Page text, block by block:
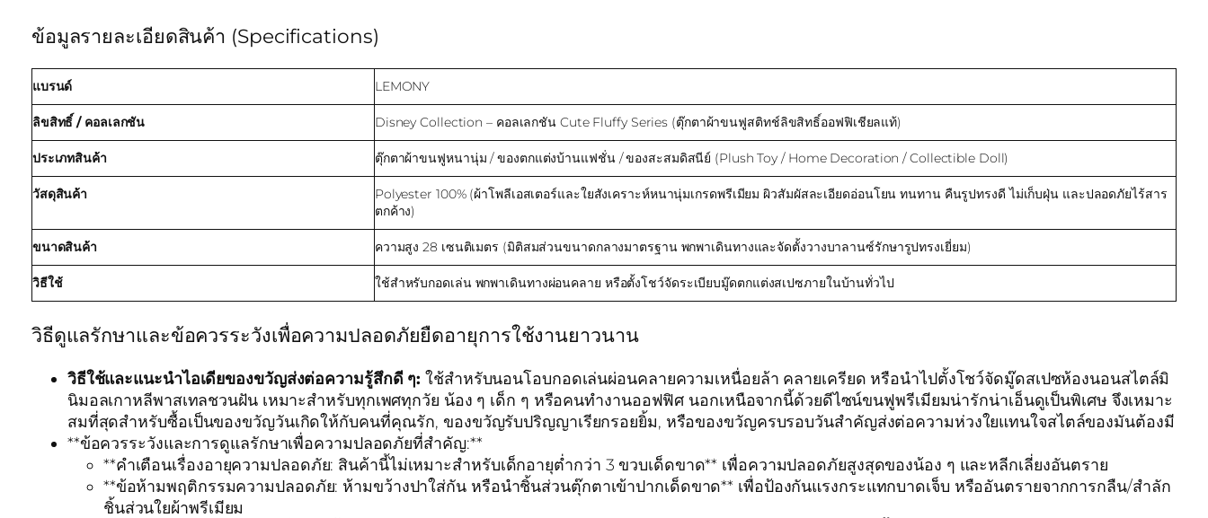
ข้อมูลรายละเอียดสินค้า (Specifications)
แบรนด์ LEMONY
ลิขสิทธิ์ / คอลเลกชัน Disney Collection – คอลเลกชัน Cute Fluffy Series (ตุ๊กตาผ้าขนฟูสติทช์ลิขสิทธิ์ออฟฟิเชียลแท้)
ประเภทสินค้า ตุ๊กตาผ้าขนฟูหนานุ่ม / ของตกแต่งบ้านแฟชั่น / ของสะสมดิสนีย์ (Plush Toy / Home Decoration / Collectible Doll)
วัสดุสินค้า
Polyester 100% (ผ้าโพลีเอสเตอร์และใยสังเคราะห์หนานุ่มเกรดพรีเมียม ผิวสัมผัสละเอียดอ่อนโยน ทนทาน คืนรูปทรงดี ไม่เก็บฝุ่น และปลอดภัยไร้สาร
ตกค้าง)
ขนาดสินค้า ความสูง 28 เซนติเมตร (มิติสมส่วนขนาดกลางมาตรฐาน พกพาเดินทางและจัดตั้งวางบาลานซ์รักษารูปทรงเยี่ยม)
วิธีใช้ ใช้สำหรับกอดเล่น พกพาเดินทางผ่อนคลาย หรือตั้งโชว์จัดระเบียบมู๊ดตกแต่งสเปซภายในบ้านทั่วไป
วิธีดูแลรักษาและข้อควรระวังเพื่อความปลอดภัยยืดอายุการใช้งานยาวนาน
วิธีใช้และแนะนำไอเดียของขวัญส่งต่อความรู้สึกดี ๆ: ใช้สำหรับนอนโอบกอดเล่นผ่อนคลายความเหนื่อยล้า คลายเครียด หรือนำไปตั้งโชว์จัดมู๊ดสเปซห้องนอนสไตล์มิ
นิมอลเกาหลีพาสเทลชวนฝัน เหมาะสำหรับทุกเพศทุกวัย น้อง ๆ เด็ก ๆ หรือคนทำงานออฟฟิศ นอกเหนือจากนี้ด้วยดีไซน์ขนฟูพรีเมียมน่ารักน่าเอ็นดูเป็นพิเศษ จึงเหมาะ
สมที่สุดสำหรับซื้อเป็นของขวัญวันเกิดให้กับคนที่คุณรัก, ของขวัญรับปริญญาเรียกรอยยิ้ม, หรือของขวัญครบรอบวันสำคัญส่งต่อความห่วงใยแทนใจสไตล์ของมันต้องมี
**ข้อควรระวังและการดูแลรักษาเพื่อความปลอดภัยที่สำคัญ:**
**คำเตือนเรื่องอายุความปลอดภัย: สินค้านี้ไม่เหมาะสำหรับเด็กอายุต่ำกว่า 3 ขวบเด็ดขาด** เพื่อความปลอดภัยสูงสุดของน้อง ๆ และหลีกเลี่ยงอันตราย
**ข้อห้ามพฤติกรรมความปลอดภัย: ห้ามขว้างปาใส่กัน หรือนำชิ้นส่วนตุ๊กตาเข้าปากเด็ดขาด** เพื่อป้องกันแรงกระแทกบาดเจ็บ หรืออันตรายจากการกลืน/สำลัก
ชิ้นส่วนใยผ้าพรีเมียม